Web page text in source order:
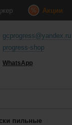
Акции
gcprogress@yandex.ru
progress-shop
WhatsApp
пильные